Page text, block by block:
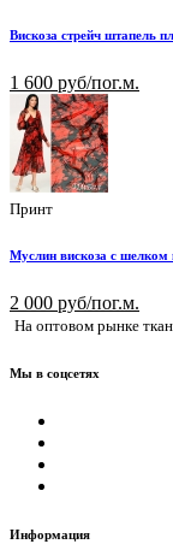
Вискоза стрейч штапель
1 600 руб/пог.м.
Принт
Муслин вискоза с
2 000 руб/пог.м.
На оптовом рынке
Мы в соцсетях
Информация